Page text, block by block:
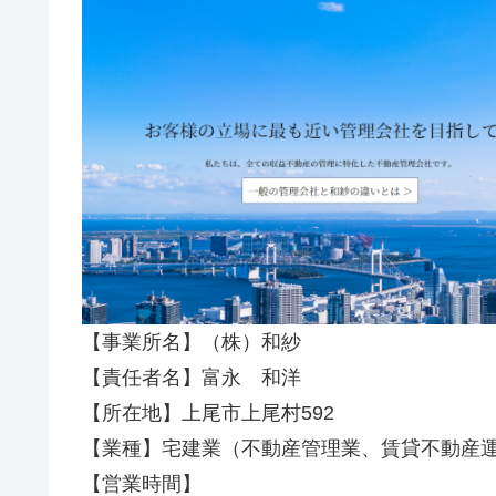
【事業所名】（株）和紗
【責任者名】富永 和洋
【所在地】上尾市上尾村592
【業種】宅建業（不動産管理業、賃貸不動産
【営業時間】